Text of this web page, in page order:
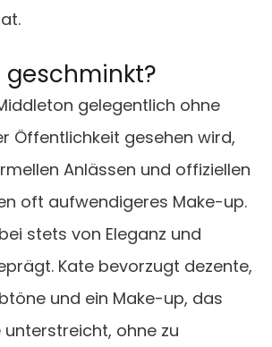
geschminkt?
gelegentlich ohne
Öffentlichkeit gesehen wird,
Anlässen und offiziellen
oft aufwendigeres Make-up.
stets von Eleganz und
Kate bevorzugt dezente,
und ein Make-up, das
unterstreicht, ohne zu